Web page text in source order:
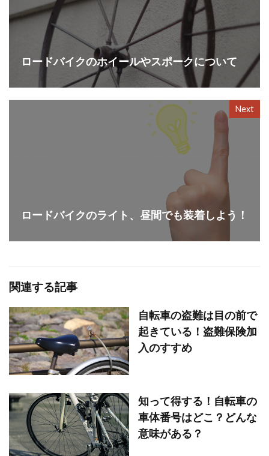
ロードバイクのホイールやスポークについて
Next
ロードバイクのライト、昼間でも装着しよう！
関連する記事
自転車の盗難は目の前で
起きている！盗難保険加
入のすすめ
知って得する！自転車の
車体番号はどこ？どんな
意味がある？